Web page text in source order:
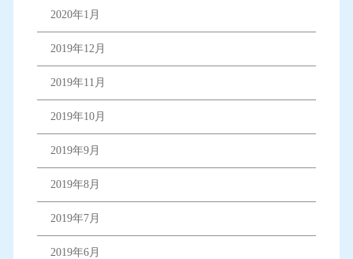
2020年1月
2019年12月
2019年11月
2019年10月
2019年9月
2019年8月
2019年7月
2019年6月